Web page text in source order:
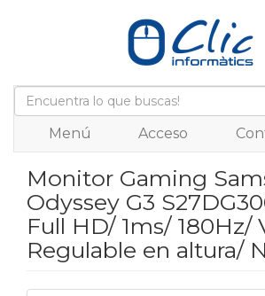
Menú Acceso
Monitor Gaming
Odyssey G3
Full HD/ 1ms/ 180Hz/
Regulable en altura/